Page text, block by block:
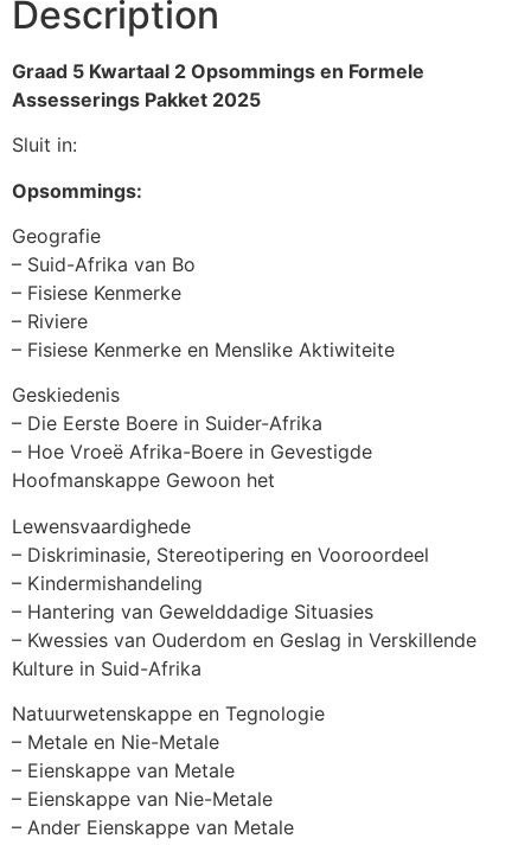
Description
Graad 5 Kwartaal 2 Opsommings en Formele
Assesserings Pakket 2025
Sluit in:
Opsommings:
Geografie
– Suid-Afrika van Bo
– Fisiese Kenmerke
– Riviere
– Fisiese Kenmerke en Menslike Aktiwiteite
Geskiedenis
– Die Eerste Boere in Suider-Afrika
– Hoe Vroeë Afrika-Boere in Gevestigde
Hoofmanskappe Gewoon het
Lewensvaardighede
– Diskriminasie, Stereotipering en Vooroordeel
– Kindermishandeling
– Hantering van Gewelddadige Situasies
– Kwessies van Ouderdom en Geslag in Verskillende
Kulture in Suid-Afrika
Natuurwetenskappe en Tegnologie
– Metale en Nie-Metale
– Eienskappe van Metale
– Eienskappe van Nie-Metale
– Ander Eienskappe van Metale